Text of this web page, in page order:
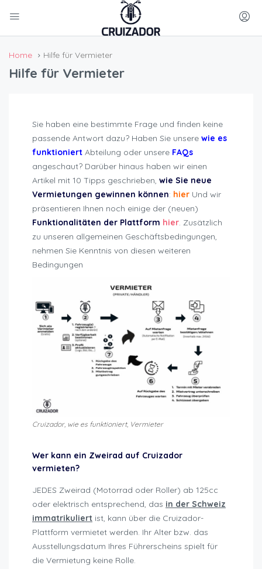
Home Hilfe für Vermieter
Hilfe für Vermieter
Sie haben eine bestimmte Frage und finden keine
passende Antwort dazu? Haben Sie unsere wie es
funktioniert Abteilung oder unsere FAQs
angeschaut? Darüber hinaus haben wir einen
Artikel mit 10 Tipps geschrieben, wie Sie neue
Vermietungen gewinnen können: hier Und wir
präsentieren Ihnen noch einige der (neuen)
Funktionalitäten der Plattform hier. Zusätzlich
zu unseren allgemeinen Geschäftsbedingungen,
nehmen Sie Kenntnis von diesen weiteren
Bedingungen
Cruizador, wie es funktioniert, Vermieter
Wer kann ein Zweirad auf Cruizador
vermieten?
JEDES Zweirad (Motorrad oder Roller) ab 125cc
oder elektrisch entsprechend, das in der Schweiz
immatrikuliert ist, kann über die Cruizador-
Plattform vermietet werden. Ihr Alter bzw. das
Ausstellungsdatum Ihres Führerscheins spielt für
die Vermietung keine Rolle.